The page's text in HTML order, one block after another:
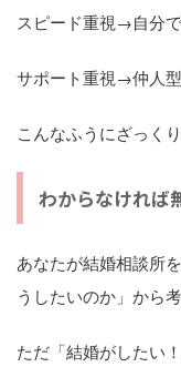
スピード重視→自分
サポート重視→仲人
こんなふうにざっく
わからなければ
あなたが結婚相談所
うしたいのか」から
ただ「結婚がしたい